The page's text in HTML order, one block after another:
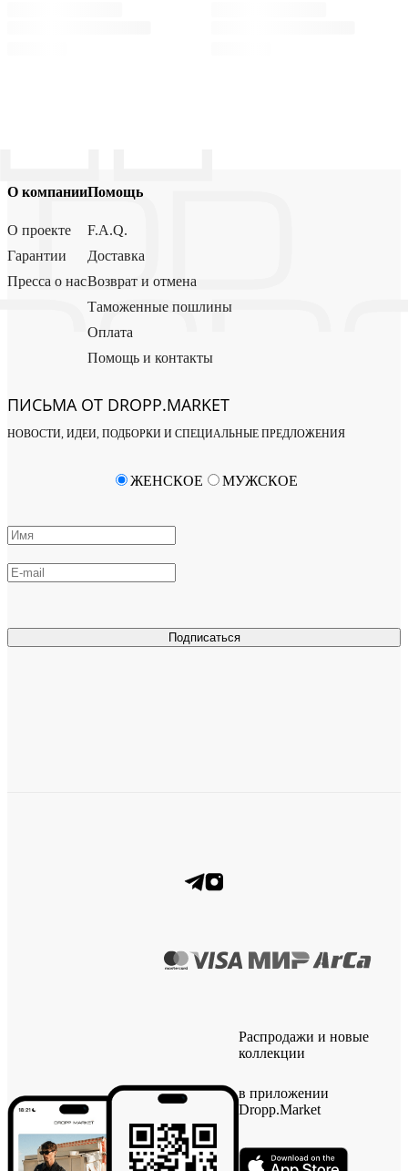
О компании
О проекте
Гарантии
Пресса о нас
Помощь
F.A.Q.
Доставка
Возврат и отмена
Таможенные пошлины
Оплата
Помощь и контакты
ПИСЬМА ОТ DROPP.MARKET
НОВОСТИ, ИДЕИ, ПОДБОРКИ И СПЕЦИАЛЬНЫЕ ПРЕДЛОЖЕНИЯ
Подписаться
ЖЕНСКОЕ МУЖСКОЕ
Распродажи и новые
коллекции
в приложении
Dropp.Market